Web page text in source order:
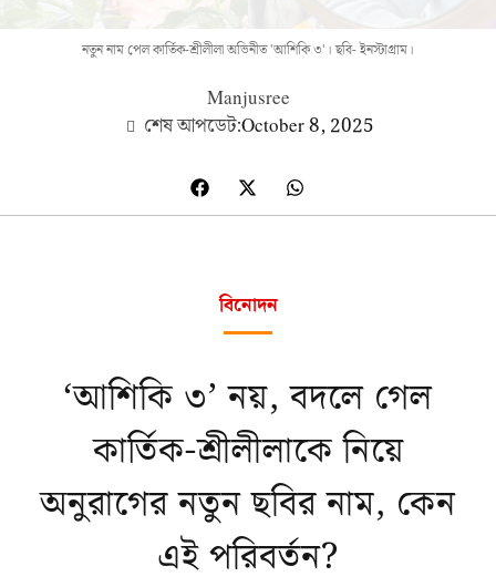
নতুন নাম পেল কার্তিক-শ্রীলীলা অভিনীত 'আশিকি ৩'। ছবি- ইনস্টাগ্রাম।
Manjusree
শেষ আপডেট:October 8, 2025
বিনোদন
‘আশিকি ৩’ নয়, বদলে গেল
কার্তিক-শ্রীলীলাকে নিয়ে
অনুরাগের নতুন ছবির নাম, কেন
এই পরিবর্তন?